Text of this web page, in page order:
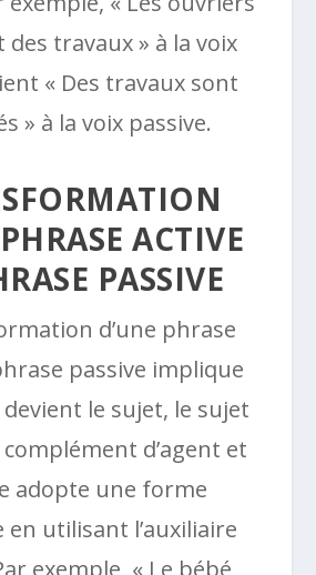
travaux » à la voix
« Des travaux sont
» à la voix passive.
ACTIVE
PASSIVE
d’une phrase
passive implique
devient le sujet, le sujet
d’agent et
adopte une forme
en utilisant l’auxiliaire